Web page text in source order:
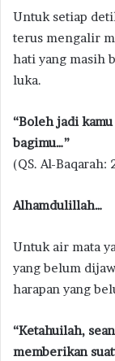
Untuk setiap
terus mengalir
hati yang masih
luka.
“Boleh jadi
bagimu…”
(QS. Al-Baqarah:
Alhamdulillah…
Untuk air mata
yang belum
harapan yang
“Ketahuilah,
memberikan